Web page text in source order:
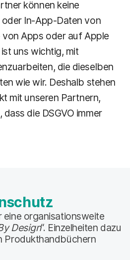
können keine
oder In-App-Daten von
von Apps oder auf Apple
uns wichtig, mit
die dieselben
wie wir. Deshalb stehen
mit unseren Partnern,
die DSGVO immer
organisationsweite
Design“. Einzelheiten dazu
Produkthandbüchern